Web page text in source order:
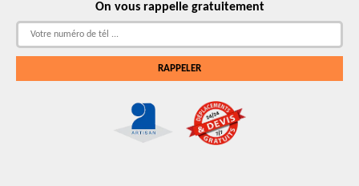
On vous rappelle gratuitement